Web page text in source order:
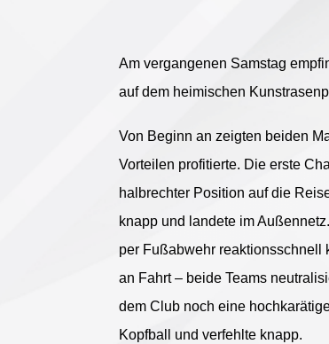
Am vergangenen Samstag
auf dem heimischen
Von Beginn an zeigten beiden
Vorteilen profitierte. Die erste
halbrechter Position auf die
knapp und landete im
per Fußabwehr reaktionsschnell
an Fahrt – beide Teams
dem Club noch eine
Kopfball und verfehlte knapp.